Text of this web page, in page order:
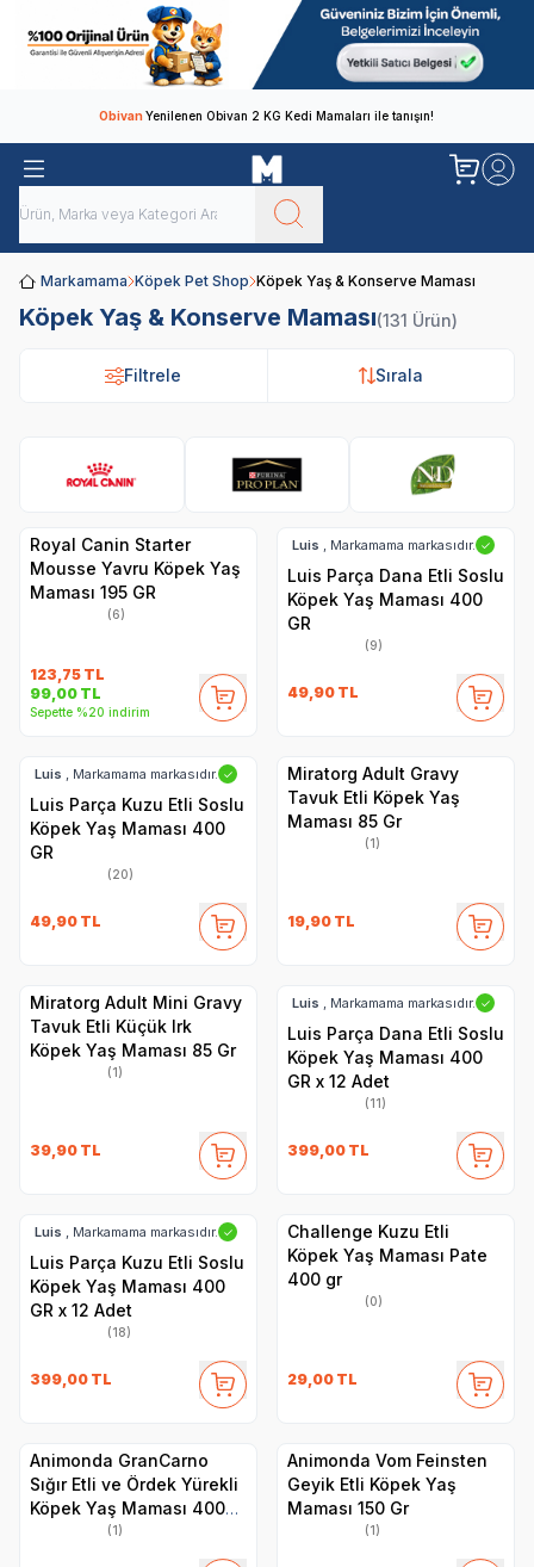
ObivanYenilenen Obivan 2 KG Kedi Mamaları ile tanışın!
Markamama Köpek Pet Shop Köpek Yaş & Konserve Maması
Köpek Yaş & Konserve Maması(131 Ürün)
Filtrele Sırala
Royal Canin Starter
Mousse Yavru Köpek Yaş
Maması 195 GR
(6)
123,75 TL
99,00 TL
Sepette %20 indirim
Luis , Markamama markasıdır. ✓
Luis Parça Dana Etli Soslu
Köpek Yaş Maması 400
GR
(9)
49,90 TL
Luis , Markamama markasıdır. ✓
Luis Parça Kuzu Etli Soslu
Köpek Yaş Maması 400
GR
(20)
49,90 TL
Miratorg Adult Gravy
Tavuk Etli Köpek Yaş
Maması 85 Gr
(1)
19,90 TL
Miratorg Adult Mini Gravy
Tavuk Etli Küçük Irk
Köpek Yaş Maması 85 Gr
(1)
39,90 TL
Luis , Markamama markasıdır. ✓
Luis Parça Dana Etli Soslu
Köpek Yaş Maması 400
GR x 12 Adet
(11)
399,00 TL
Luis , Markamama markasıdır. ✓
Luis Parça Kuzu Etli Soslu
Köpek Yaş Maması 400
GR x 12 Adet
(18)
399,00 TL
Challenge Kuzu Etli
Köpek Yaş Maması Pate
400 gr
(0)
29,00 TL
Animonda GranCarno
Sığır Etli ve Ördek Yürekli
Köpek Yaş Maması 400
(1)
Animonda Vom Feinsten
Geyik Etli Köpek Yaş
Maması 150 Gr
(1)